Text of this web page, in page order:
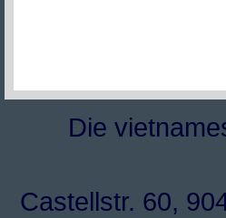
Die
Castellstr. 60,